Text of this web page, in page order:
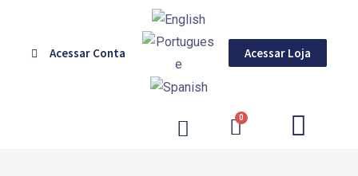
Acessar Conta Acessar Loja